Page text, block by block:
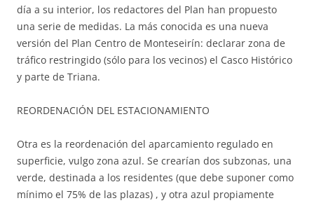
día a su interior, los redactores del Plan han propuesto
una serie de medidas. La más conocida es una nueva
versión del Plan Centro de Monteseirín: declarar zona de
tráfico restringido (sólo para los vecinos) el Casco Histórico
y parte de Triana.
REORDENACIÓN DEL ESTACIONAMIENTO
Otra es la reordenación del aparcamiento regulado en
superficie, vulgo zona azul. Se crearían dos subzonas, una
verde, destinada a los residentes (que debe suponer como
mínimo el 75% de las plazas) , y otra azul propiamente